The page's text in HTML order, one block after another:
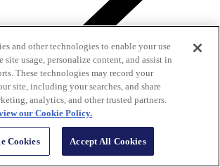
à performer au mieux avec le logiciel ECM
and other technologies to enable your use
site usage, personalize content, and assist in
These technologies may record your
site, including your searches, and share
analytics, and other trusted partners.
our Cookie Policy.
Cookies Accept All Cookies